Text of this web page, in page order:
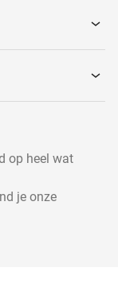
op heel wat
je onze